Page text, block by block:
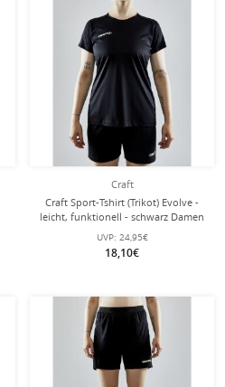
Craft
Craft Sport-Tshirt (Trikot) Evolve -
leicht, funktionell - schwarz Damen
UVP: 24,95€
18,10€